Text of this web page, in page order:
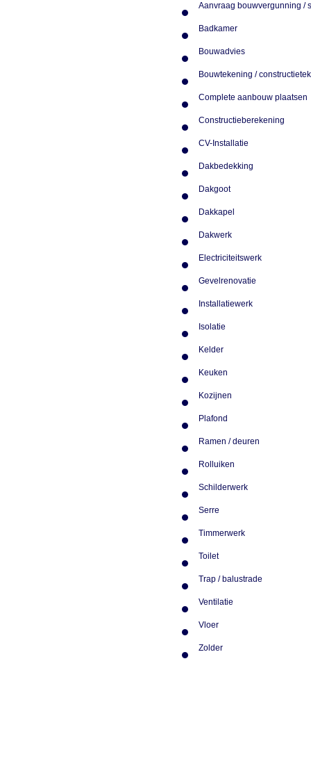
Aanvraag bouwvergunning
Badkamer
Bouwadvies
Bouwtekening /
Complete aanbouw
Constructieberekening
CV-Installatie
Dakbedekking
Dakgoot
Dakkapel
Dakwerk
Electriciteitswerk
Gevelrenovatie
Installatiewerk
Isolatie
Kelder
Keuken
Kozijnen
Plafond
Ramen / deuren
Rolluiken
Schilderwerk
Serre
Timmerwerk
Toilet
Trap / balustrade
Ventilatie
Vloer
Zolder